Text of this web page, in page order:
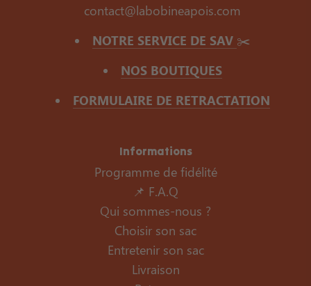
contact@labobineapois.com
NOTRE SERVICE DE SAV ✂️
NOS BOUTIQUES
FORMULAIRE DE RETRACTATION
Informations
Programme de fidélité
📌 F.A.Q
Qui sommes-nous ?
Choisir son sac
Entretenir son sac
Livraison